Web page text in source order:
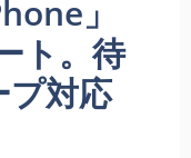
」
ト。待
対応